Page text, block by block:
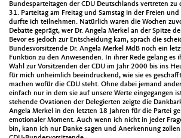
Bundesparteitagen der CDU Deutschlands vertreten
31. Parteitag am Freitag und Samstag in der Freien
durfte ich teilnehmen. Natürlich waren die Wochen
Debatte geprägt, wer Dr. Angela Merkel an der Spitze
Bevor es jedoch zur Entscheidung kam, sprach die
Bundesvorsitzende Dr. Angela Merkel MdB noch ein
Funktion zu den Anwesenden. In ihrer Rede gelang es
Wahl zur Vorsitzenden der CDU im Jahr 2000 bis ins
für mich unheimlich beeindruckend, wie sie es
machen wofür die CDU steht. Ohne dabei jemand
einfach nur in dem sie auf unsere Werte eingegangen
stehende Ovationen der Delegierten zeigte die
Angela Merkel in den letzten 18 Jahren für die Partei
emotionaler Moment. Auch wenn ich nicht in jeder
bin, kann ich nur Danke sagen und Anerkennung